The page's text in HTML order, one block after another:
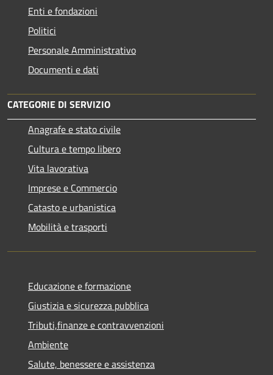
Enti e fondazioni
Politici
Personale Amministrativo
Documenti e dati
CATEGORIE DI SERVIZIO
Anagrafe e stato civile
Cultura e tempo libero
Vita lavorativa
Imprese e Commercio
Catasto e urbanistica
Mobilità e trasporti
Educazione e formazione
Giustizia e sicurezza pubblica
Tributi,finanze e contravvenzioni
Ambiente
Salute, benessere e assistenza